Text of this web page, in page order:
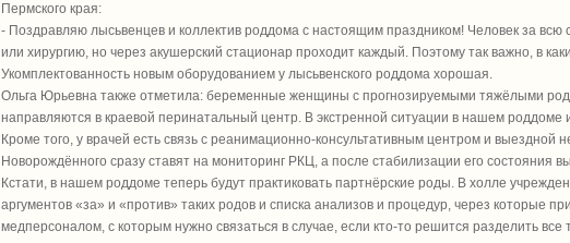
Пермского края:
- Поздравляю лысьвенцев и коллектив роддома с настоящим праздником! Человек за
или хирургию, но через акушерский стационар проходит каждый. Поэтому так важно, в
Укомплектованность новым оборудованием у лысьвенского роддома хорошая.
Ольга Юрьевна также отметила: беременные женщины с прогнозируемыми тяжёлыми
направляются в краевой перинатальный центр. В экстренной ситуации в нашем
Кроме того, у врачей есть связь с реанимационно-консультативным центром и выездной
Новорождённого сразу ставят на мониторинг РКЦ, а после стабилизации его состояния
Кстати, в нашем роддоме теперь будут практиковать партнёрские роды. В холле
аргументов «за» и «против» таких родов и списка анализов и процедур, через которые
медперсоналом, с которым нужно связаться в случае, если кто-то решится разделить все